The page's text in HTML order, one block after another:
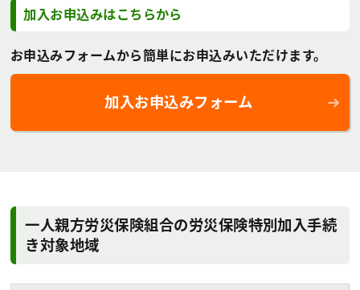
加入お申込みはこちらから
お申込みフォームから簡単にお申込みいただけます。
加入お申込みフォーム
一人親方労災保険組合の労災保険特別加入手続
き対象地域